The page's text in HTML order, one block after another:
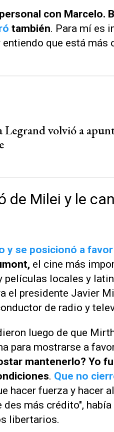
con Marcelo.
también. Para mí es
que está más
volvió a
de Milei y le
y se posicionó a
el cine más
películas locales y
el presidente Javier
de radio y
luego de que
para mostrarse a
mantenerlo? Yo
. Que no
hacer fuerza y hacer
des más crédito",
libertarios.